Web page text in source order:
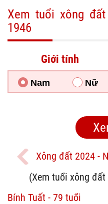
Xem tuổi xông
1946
Giới tính
Nam Nữ
Xông đất 2024 -
(Xem tuổi xông
Bính Tuất - 79 tuổi